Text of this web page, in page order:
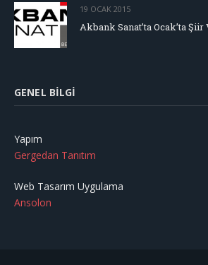
19 OCAK 2015
Akbank Sanat’ta Ocak’ta Şiir
GENEL BILGI
Yapım
Gergedan Tanıtım
Web Tasarım Uygulama
Ansolon